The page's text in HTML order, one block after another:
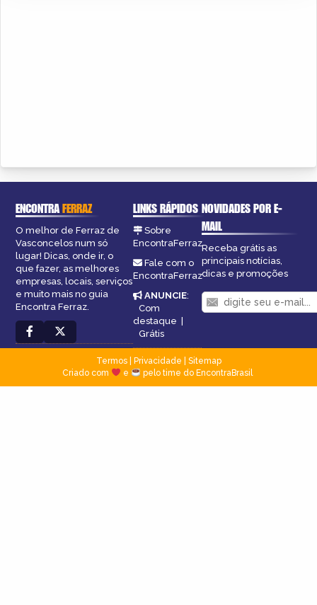
ENCONTRAFERRAZ
O melhor de Ferraz de
Vasconcelos num só
lugar! Dicas, onde ir, o
que fazer, as melhores
empresas, locais, serviços
e muito mais no guia
Encontra Ferraz.
LINKS RÁPIDOS
Sobre
EncontraFerraz
Fale com o
EncontraFerraz
ANUNCIE:
Com
destaque |
Grátis
NOVIDADES POR E-
MAIL
Receba grátis as
principais notícias,
dicas e promoções
Termos| Privacidade
Sitemap
Criado com
e pelo time do EncontraBrasil